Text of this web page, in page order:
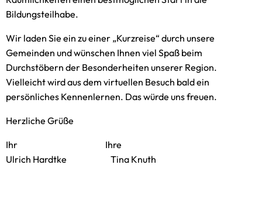
Bildungsteilhabe.
Wir laden Sie ein zu einer „Kurzreise“ durch unsere
Gemeinden und wünschen Ihnen viel Spaß beim
Durchstöbern der Besonderheiten unserer Region.
Vielleicht wird aus dem virtuellen Besuch bald ein
persönliches Kennenlernen. Das würde uns freuen.
Herzliche Grüße
Ihr Ihre
Ulrich Hardtke Tina Knuth